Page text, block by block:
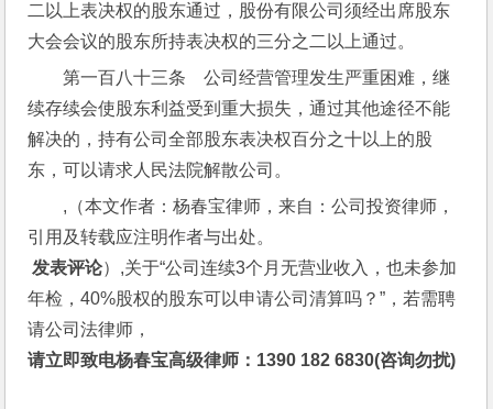
二以上表决权的股东通过，股份有限公司须经出席股东
大会会议的股东所持表决权的三分之二以上通过。
第一百八十三条　公司经营管理发生严重困难，继
续存续会使股东利益受到重大损失，通过其他途径不能
解决的，持有公司全部股东表决权百分之十以上的股
东，可以请求人民法院解散公司。
,（本文作者：杨春宝律师，来自：公司投资律师，
引用及转载应注明作者与出处。
发表评论）,关于“公司连续3个月无营业收入，也未参加
年检，40%股权的股东可以申请公司清算吗？”，若需聘
请公司法律师，
请立即致电杨春宝高级律师：1390 182 6830(咨询勿扰)